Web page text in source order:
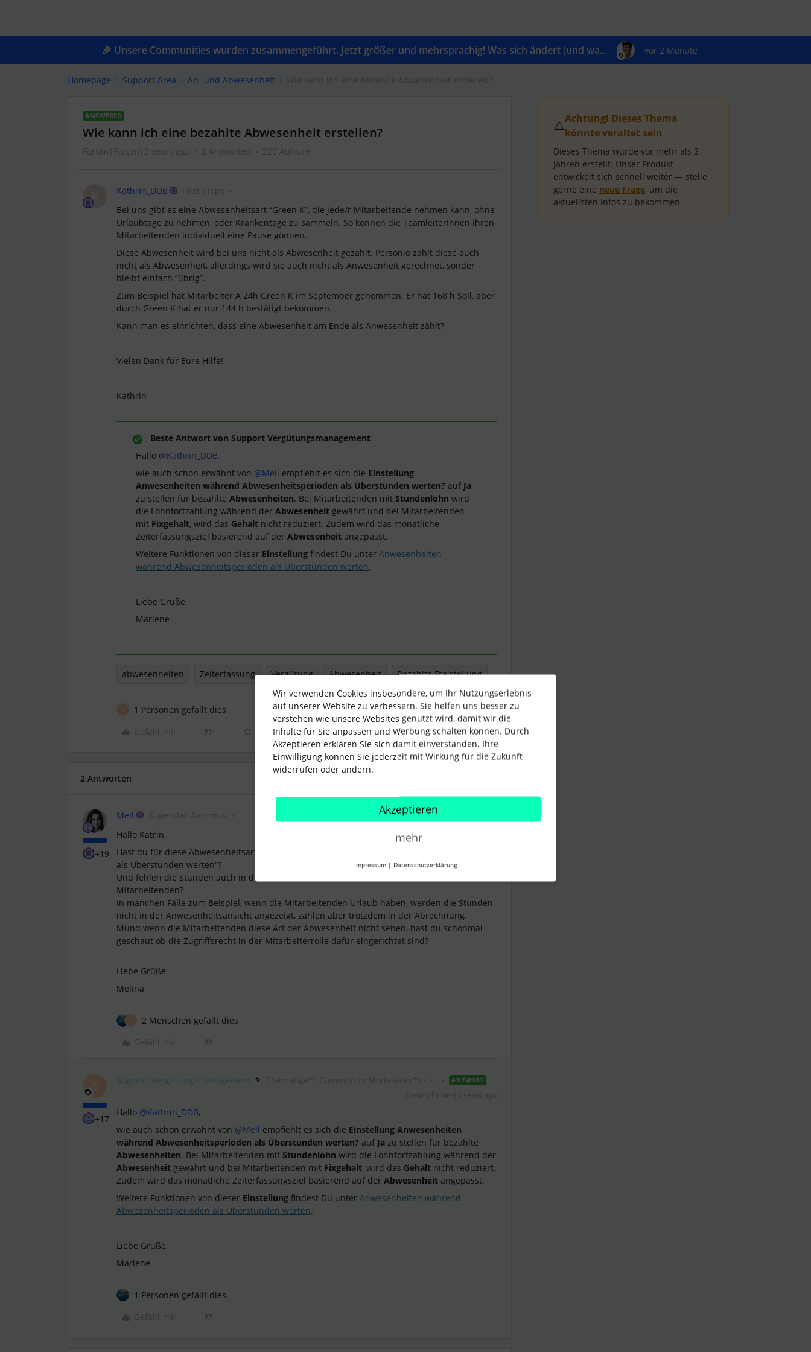
🎉 Unsere Communities wurden zusammengeführt. Jetzt größer und mehrsprachig! Was sich ändert (und wa... vor 2 Monate
Homepage Support Area An- und Abwesenheit
ANSWERED
Wie kann ich eine bezahlte Abwesenheit erstellen?
Forum|Forum|2 years ago 2 Antworten 220 Aufrufe
K Kathrin_DDB
First Steps
Bei uns gibt es eine Abwesenheitsart “Green K”, die jede/r Mitarbeitende nehmen kann, ohne
Urlaubtage zu nehmen, oder Krankentage zu sammeln. So können die TeamleiterInnen ihren
Mitarbeitenden individuell eine Pause gönnen.
Diese Abwesenheit wird bei uns nicht als Abwesenheit gezählt. Personio zählt diese auch
nicht als Abwesenheit, allerdings wird sie auch nicht als Anwesenheit gerechnet, sonder
bleibt einfach “übrig”.
Zum Beispiel hat Mitarbeiter A 24h Green K im September genommen. Er hat 168 h Soll, aber
durch Green K hat er nur 144 h bestätigt bekommen.
Kann man es einrichten, dass eine Abwesenheit am Ende als Anwesenheit zählt?
Vielen Dank für Eure Hilfe!
Kathrin
Beste Antwort von Support Vergütungsmanagement
Hallo @Kathrin_DDB,
wie auch schon erwähnt von @Mell empfiehlt es sich die Einstellung
Anwesenheiten während Abwesenheitsperioden als Überstunden werten? auf Ja
zu stellen für bezahlte Abwesenheiten. Bei Mitarbeitenden mit Stundenlohn wird
die Lohnfortzahlung während der Abwesenheit gewährt und bei Mitarbeitenden
mit Fixgehalt, wird das Gehalt nicht reduziert. Zudem wird das monatliche
Zeiterfassungsziel basierend auf der Abwesenheit angepasst.
Weitere Funktionen von dieser Einstellung findest Du unter Anwesenheiten
während Abwesenheitsperioden als Überstunden werten.
Liebe Grüße,
Marlene
abwesenheiten Zeiterfassung Vergütung Abwesenheit Bezahlte Freistellung
1 Personen gefällt dies
Gefällt mir
Teilen
2 Antworten
+19
Mell Superstar Alumnus Forum|Forum|2 years ago
Hallo Katrin,
Hast du für diese Abwesenheitsart „Anwesenheiten während dieser Art von Abwesenheiten
als Überstunden werten“?
Und fehlen die Stunden auch in der Lohnbuchhaltung oder nur in der Ansicht des
Mitarbeitenden?
In manchen Fälle zum Beispiel, wenn die Mitarbeitenden Urlaub haben, werden die Stunden
nicht in der Anwesenheitsansicht angezeigt, zählen aber trotzdem in der Abrechnung.
Mund wenn die Mitarbeitenden diese Art der Abwesenheit nicht sehen, hast du schonmal
geschaut ob die Zugriffsrecht in der Mitarbeiterrolle dafür eingerichtet sind?
Liebe Grüße
Melina
2 Menschen gefällt dies
Gefällt mir
S
+17
Support Vergütungsmanagement ANTWORT
Hallo @Kathrin_DDB,
wie auch schon erwähnt von @Mell empfiehlt es sich die Einstellung Anwesenheiten
während Abwesenheitsperioden als Überstunden werten? auf Ja zu stellen für bezahlte
Abwesenheiten. Bei Mitarbeitenden mit Stundenlohn wird die Lohnfortzahlung während der
Abwesenheit gewährt und bei Mitarbeitenden mit Fixgehalt, wird das Gehalt nicht reduziert.
Zudem wird das monatliche Zeiterfassungsziel basierend auf der Abwesenheit angepasst.
Weitere Funktionen von dieser Einstellung findest Du unter Anwesenheiten während
Abwesenheitsperioden als Überstunden werten.
Liebe Grüße,
Marlene
1 Personen gefällt dies
⚠️Achtung! Dieses Thema
könnte veraltet sein
Dieses Thema wurde vor mehr als 2
Jahren erstellt. Unser Produkt
entwickelt sich schnell weiter — stelle
gerne eine neue Frage, um die
aktuellsten Infos zu bekommen.
Wir verwenden Cookies insbesondere, um Ihr Nutzungserlebnis
auf unserer Website zu verbessern. Sie helfen uns besser zu
verstehen wie unsere Websites genutzt wird, damit wir die
Inhalte für Sie anpassen und Werbung schalten können. Durch
Akzeptieren erklären Sie sich damit einverstanden. Ihre
Einwilligung können Sie jederzeit mit Wirkung für die Zukunft
widerrufen oder ändern.
Akzeptieren
mehr
Impressum | Datenschutzerklärung